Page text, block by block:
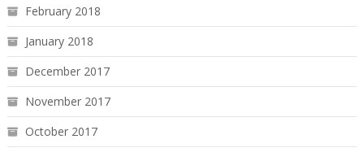
February 2018
January 2018
December 2017
November 2017
October 2017